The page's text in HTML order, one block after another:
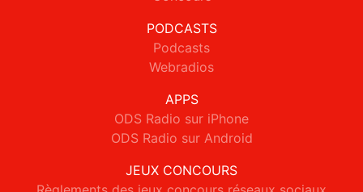
PODCASTS
Podcasts
Webradios
APPS
ODS Radio sur iPhone
ODS Radio sur Android
JEUX CONCOURS